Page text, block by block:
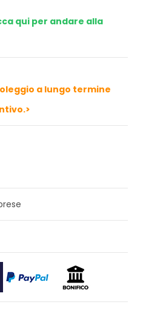
qui per andare alla
a lungo termine